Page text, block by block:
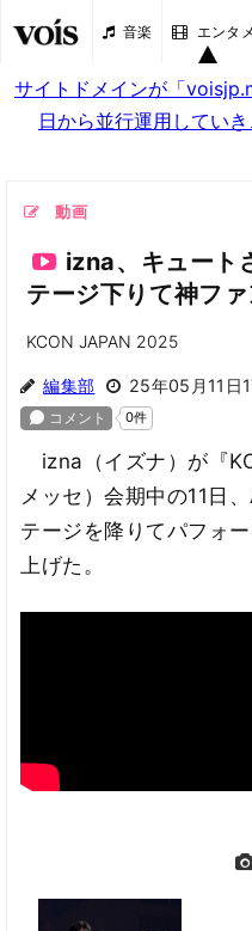
音楽 エンタメ
サイトドメインが「
日から並行運用してい
動画
izna、キュー
テージ下りて神フ
KCON JAPAN 2025
編集部 25年05月11日
izna（イズナ）が『
メッセ）会期中の11日
テージを降りてパフォ
上げた。